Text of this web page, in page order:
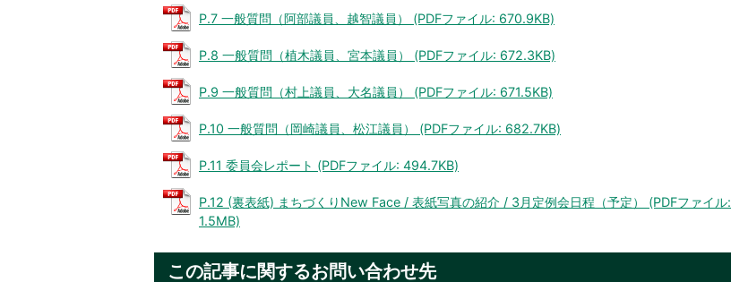
P.7 一般質問（阿部議員、越智議員） (PDFファイル: 670.9KB)
P.8 一般質問（植木議員、宮本議員） (PDFファイル: 672.3KB)
P.9 一般質問（村上議員、大名議員） (PDFファイル: 671.5KB)
P.10 一般質問（岡崎議員、松江議員） (PDFファイル: 682.7KB)
P.11 委員会レポート (PDFファイル: 494.7KB)
P.12 (裏表紙) まちづくりNew Face / 表紙写真の紹介 / 3月定例会日程（予定） (PDFファイル:
1.5MB)
この記事に関するお問い合わせ先